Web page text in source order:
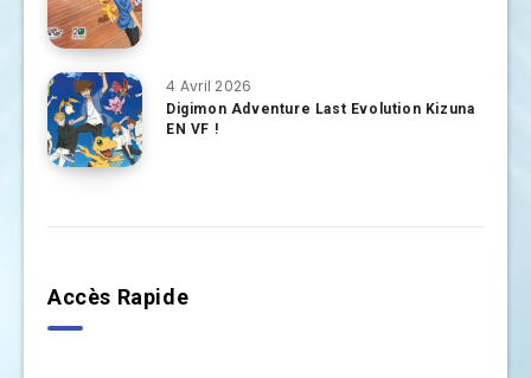
4 Avril 2026
Digimon Adventure Last Evolution Kizuna
EN VF !
Accès Rapide